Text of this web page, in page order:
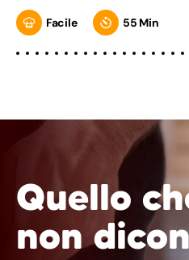
Facile 55 Min
Quello
non